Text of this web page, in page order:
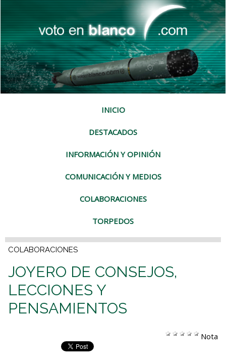
INICIO
DESTACADOS
INFORMACIÓN Y OPINIÓN
COMUNICACIÓN Y MEDIOS
COLABORACIONES
TORPEDOS
COLABORACIONES
JOYERO DE CONSEJOS,
LECCIONES Y
PENSAMIENTOS
Nota